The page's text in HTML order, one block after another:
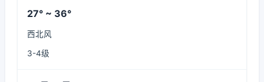
27° ~ 36°
西北风
3-4级